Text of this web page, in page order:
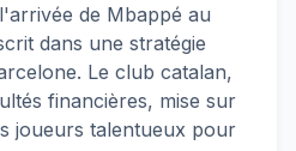
de Mbappé au
dans une stratégie
Le club catalan,
financières, mise sur
joueurs talentueux pour